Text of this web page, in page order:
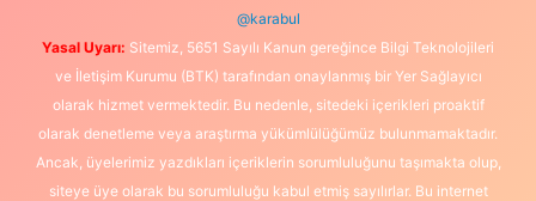
@karabul
Yasal Uyarı: Sitemiz, 5651 Sayılı Kanun gereğince Bilgi Teknolojileri
ve İletişim Kurumu (BTK) tarafından onaylanmış bir Yer Sağlayıcı
olarak hizmet vermektedir. Bu nedenle, sitedeki içerikleri proaktif
olarak denetleme veya araştırma yükümlülüğümüz bulunmamaktadır.
Ancak, üyelerimiz yazdıkları içeriklerin sorumluluğunu taşımakta olup,
siteye üye olarak bu sorumluluğu kabul etmiş sayılırlar. Bu internet